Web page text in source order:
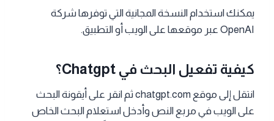
يمكنك استخدام النسخة المجانية التي توفرها شركة
OpenAI عبر موقعها على الويب أو التطبيق.
كيفية تفعيل البحث في Chatgpt؟
انتقل إلى موقع chatgpt.com ثم انقر على أيقونة البحث
على الويب في مربع النص وأدخل استعلام البحث الخاص